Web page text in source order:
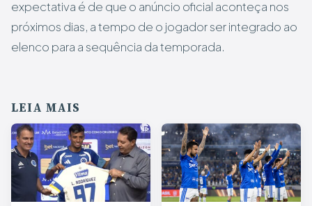
expectativa é de que o anúncio oficial aconteça nos
próximos dias, a tempo de o jogador ser integrado ao
elenco para a sequência da temporada.
LEIA MAIS